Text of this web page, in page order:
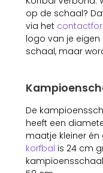
op de schaal?
via het
logo van je eigen
schaal, maar
De
heeft een
maatje kleiner én
korfbal is 24 cm